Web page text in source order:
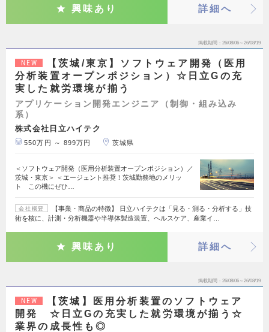
興味あり 詳細へ
掲載期間 26/08/06～26/08/19
NEW
【茨城/東京】ソフトウェア開発（医用
分析装置オープンポジション）☆日立Gの充
実した就労環境が揃う
アプリケーション開発エンジニア（制御・組み込み
系）
株式会社日立ハイテク
550万円 ～ 899万円 茨城県
＜ソフトウェア開発（医用分析装置オープンポジション）／
茨城・東京＞ ＜エージェント推奨！茨城勤務地のメリッ
ト この機にぜひ…
会社概要
【事業・商品の特徴】 日立ハイテクは「見る・測る・分析する」技
術を核に、計測・分析機器や半導体製造装置、ヘルスケア、産業イ…
興味あり 詳細へ
掲載期間 26/08/06～26/08/19
NEW
【茨城】医用分析装置のソフトウェア
開発 ☆日立Gの充実した就労環境が揃う☆
業界の成長性も◎